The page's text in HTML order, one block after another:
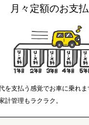
月々定額のお支
を支払う感覚でお車に乗れ
計管理もラクラク。